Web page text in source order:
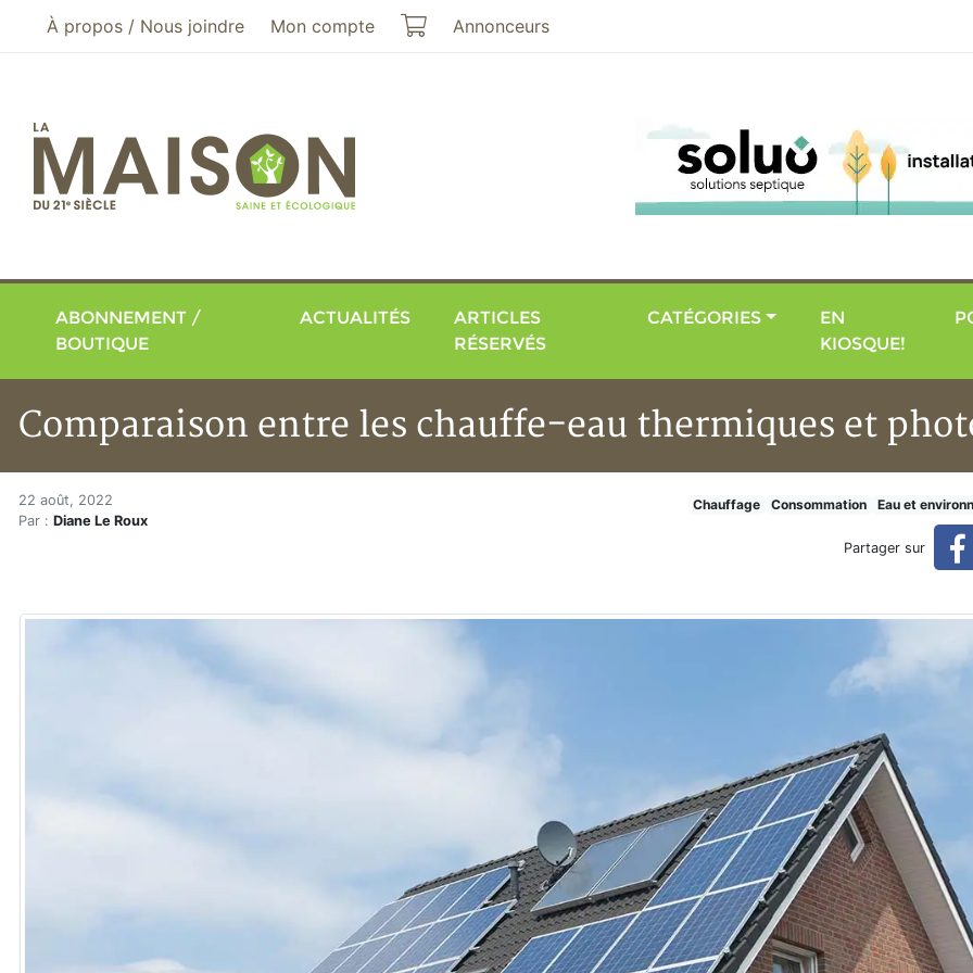
Aller au menu principal
Aller au contenu principal
À propos / Nous joindre Mon compte Mon panier
Annonceurs
ABONNEMENT /
BOUTIQUE
ACTUALITÉS
ARTICLES
RÉSERVÉS
CATÉGORIES
EN
KIOSQUE!
Comparaison entre les chauffe-eau thermiques et
Accueil
Articles
Comparaison entre les chauffe-eau thermiques et
22 août, 2022
Par : Diane Le Roux
Chauffage Consommation Eau et
Partager sur